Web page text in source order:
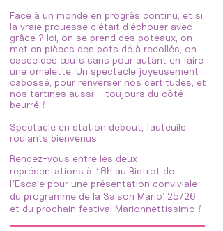
Face à un monde en progrès continu, et si
la vraie prouesse c’était d’échouer avec
grâce ? Ici, on se prend des poteaux, on
met en pièces des pots déjà recollés, on
casse des œufs sans pour autant en faire
une omelette. Un spectacle joyeusement
cabossé, pour renverser nos certitudes, et
nos tartines aussi – toujours du côté
beurré !
Spectacle en station debout, fauteuils
roulants bienvenus.
Rendez-vous entre les deux
représentations à 18h au Bistrot de
l’Escale pour une présentation conviviale
du programme de la Saison Mario’ 25/26
et du prochain festival Marionnettissimo !